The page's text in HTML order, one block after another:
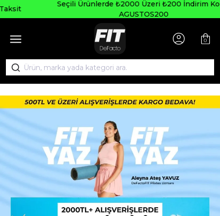
Seçili Ürünlerde ₺2000 Üzeri ₺200 İndirim Kodu:
AGUSTOS200
0